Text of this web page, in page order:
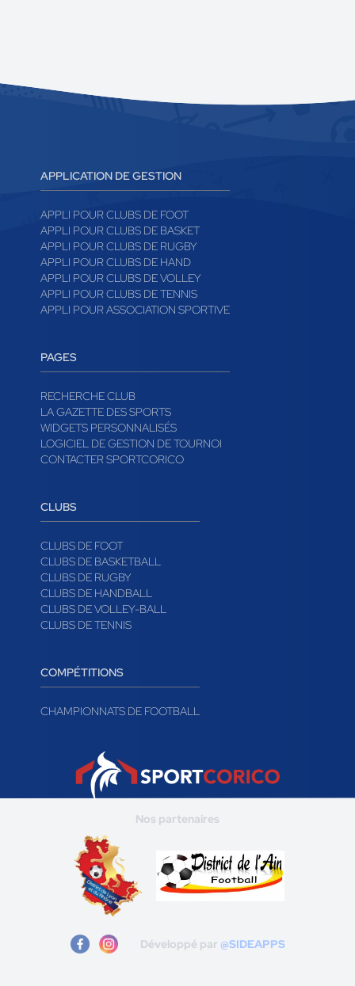
APPLICATION DE GESTION
APPLI POUR CLUBS DE FOOT
APPLI POUR CLUBS DE BASKET
APPLI POUR CLUBS DE RUGBY
APPLI POUR CLUBS DE HAND
APPLI POUR CLUBS DE VOLLEY
PAGES
RECHERCHE CLUB
LA GAZETTE DES SPORTS
WIDGETS PERSONNALISÉS
CLUBS
CLUBS DE FOOT
CLUBS DE BASKETBALL
CLUBS DE RUGBY
CLUBS DE HANDBALL
CLUBS DE TENNIS
COMPÉTITIONS
CHAMPIONNATS DE FOOTBALL
Nos partenaires